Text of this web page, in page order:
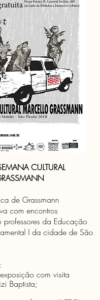
CULTURAL
de Grassmann
com encontros
professores da Educação
I da cidade de São
com visita
Baptista;